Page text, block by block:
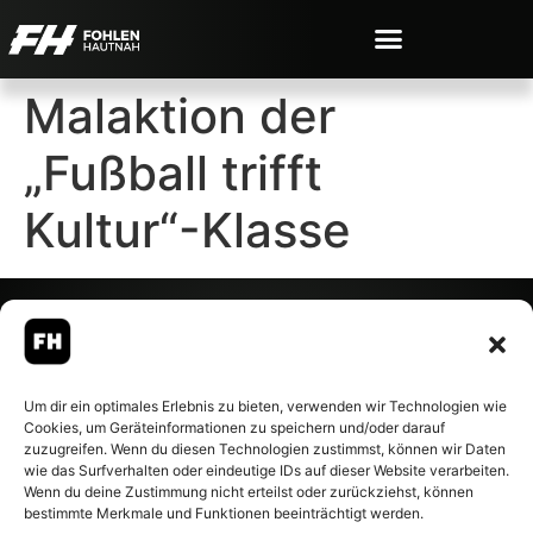
Um dir ein optimales Erlebnis zu bieten, verwenden wir Technologien wie
Cookies, um Geräteinformationen zu speichern und/oder darauf
zuzugreifen. Wenn du diesen Technologien zustimmst, können wir Daten
wie das Surfverhalten oder eindeutige IDs auf dieser Website verarbeiten.
Wenn du deine Zustimmung nicht erteilst oder zurückziehst, können
bestimmte Merkmale und Funktionen beeinträchtigt werden.
Malaktion der
„Fußball trifft
Kultur“-Klasse
– Alle rechte vorbehalten.
Fohlen-Hautnah.de ist ein
offiziell eingetragenes Magazin
bei der Deutschen
Nationalbibliothek (ISSN 1868-